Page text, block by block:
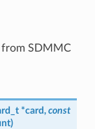
SDMMC
*card, const
)